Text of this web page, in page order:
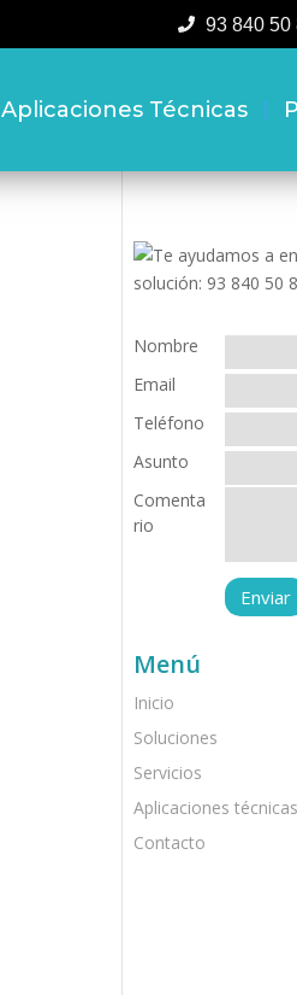
93 840 50
Aplicaciones Técnicas
Nombre
Email
Teléfono
Asunto
Comenta
rio
Menú
Inicio
Soluciones
Servicios
Aplicaciones técnicas
Contacto